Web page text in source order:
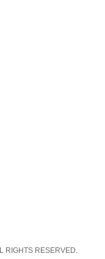
RIGHTS RESERVED.